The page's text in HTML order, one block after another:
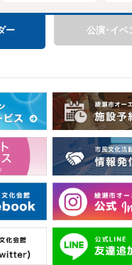
ー 公演･イベ